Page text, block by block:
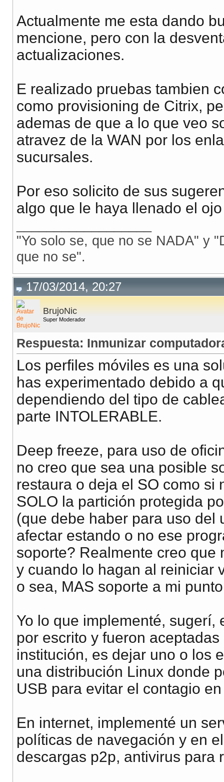
Actualmente me esta dando
mencione, pero con la
actualizaciones.
E realizado pruebas tambien
como provisioning de Citrix,
ademas de que a lo que veo
atravez de la WAN por los
sucursales.
Por eso solicito de sus
algo que le haya llenado el
"Yo solo se, que no se NADA" y
que no se".
17/03/2014, 20:27
BrujoNic
Super Moderador
Respuesta: Inmunizar
Los perfiles móviles es una
has experimentado debido a
dependiendo del tipo de
parte INTOLERABLE.
Deep freeze, para uso de
no creo que sea una posible
restaura o deja el SO como si
SOLO la partición protegida
(que debe haber para uso del
afectar estando o no ese
soporte? Realmente creo que
y cuando lo hagan al reiniciar
o sea, MAS soporte a mi
Yo lo que implementé, sugerí,
por escrito y fueron
institución, es dejar uno o los
una distribución Linux donde
USB para evitar el contagio
En internet, implementé un
políticas de navegación y en
descargas p2p, antivirus para